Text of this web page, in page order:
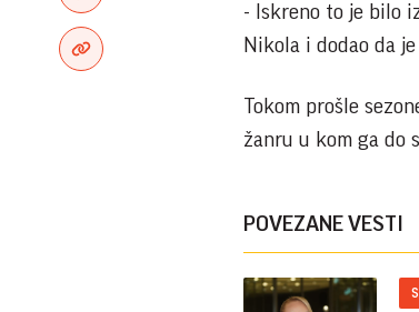
- Iskreno to je bilo
Nikola i dodao da
Tokom prošle
žanru u kom ga do
POVEZANE VESTI